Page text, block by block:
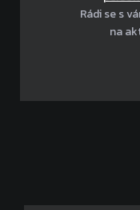
Rádi se s
na